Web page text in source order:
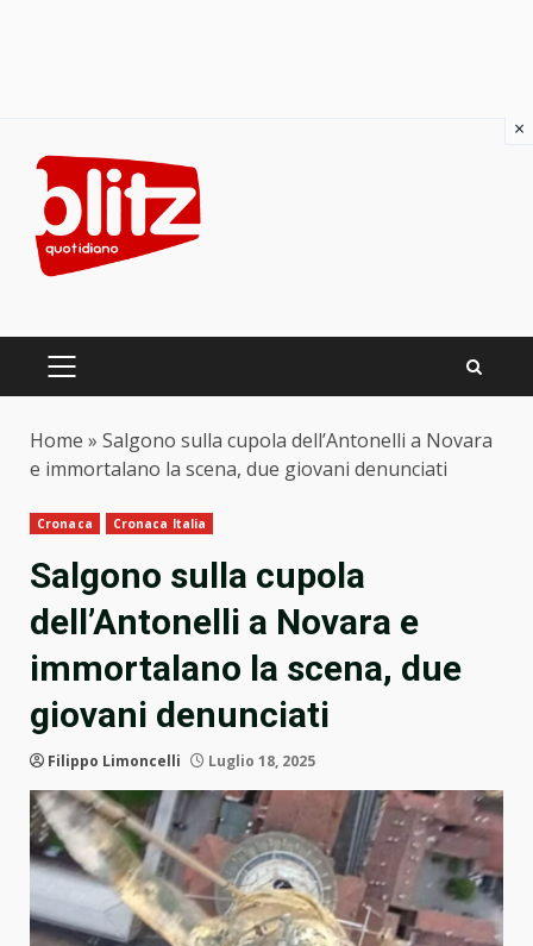
content
PRIMARY
Home » Salgono sulla cupola dell’Antonelli a Novara
e immortalano la scena, due giovani denunciati
Cronaca Cronaca Italia
Salgono sulla cupola
dell’Antonelli a Novara e
immortalano la scena, due
giovani denunciati
Filippo Limoncelli Luglio 18, 2025
×